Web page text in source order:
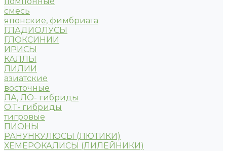
смесь
японские, фимбриата
ГЛАДИОЛУСЫ
ГЛОКСИНИИ
ИРИСЫ
КАЛЛЫ
ЛИЛИИ
азиатские
восточные
ЛА, ЛО- гибриды
О.Т- гибриды
тигровые
ПИОНЫ
РАНУНКУЛЮСЫ (ЛЮТИКИ)
ХЕМЕРОКАЛИСЫ (ЛИЛЕЙНИКИ)